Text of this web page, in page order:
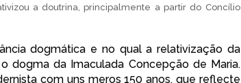
a doutrina, principalmente a partir do Concílio
dogmática e no qual a relativização da
dogma da Imaculada Concepção de Maria.
com uns meros 150 anos, que reflecte